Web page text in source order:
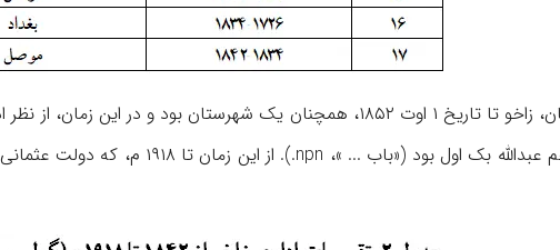
بعد از سقوط امارت بهدینان، زاخو تا تاریخ ۱ اوت ۱۸۵۲، همچنان یک